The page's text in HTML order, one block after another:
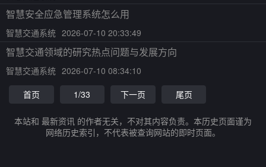
智慧安全应急管理系统怎么用
智慧交通系统 2026-07-10 20:33:49
智慧交通领域的研究热点问题与发展方向
智慧交通系统 2026-07-10 08:34:10
首页
1/33 下一页 尾页
本站和 最新资讯 的作者无关，不对其内容负责。本历史页面谨为
网络历史索引，不代表被查询网站的即时页面。